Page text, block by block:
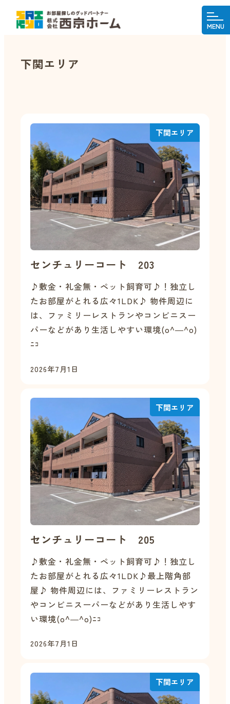
MENU
下関エリア
下関エリア
センチュリーコート 203
♪敷金・礼金無・ペット飼育可♪！独立し
たお部屋がとれる広々1LDK♪ 物件周辺に
は、ファミリーレストランやコンビニスー
パーなどがあり生活しやすい環境(o^―^o)
ﾆｺ
2026年7月1日
下関エリア
センチュリーコート 205
♪敷金・礼金無・ペット飼育可♪！独立し
たお部屋がとれる広々1LDK♪最上階角部
屋♪ 物件周辺には、ファミリーレストラン
やコンビニスーパーなどがあり生活しやす
い環境(o^―^o)ﾆｺ
2026年7月1日
下関エリア